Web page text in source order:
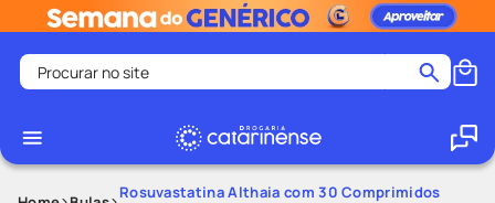
Procurar no site
1
medleyRosuvastatina Althaia com 30 Comprimidos